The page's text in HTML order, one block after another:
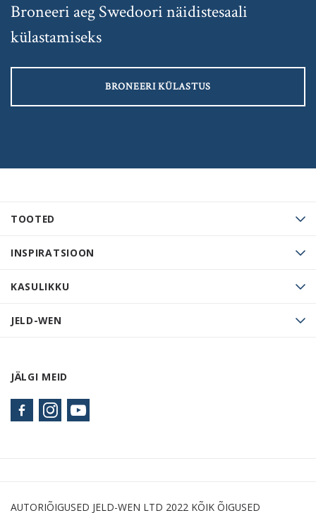
TOOTED
INSPIRATSIOON
KASULIKKU
JELD-WEN
JÄLGI MEID
Broneeri aeg Swedoori näidistesaali
külastamiseks
BRONEERI KÜLASTUS
AUTORIÕIGUSED JELD-WEN LTD 2022 KÕIK ÕIGUSED